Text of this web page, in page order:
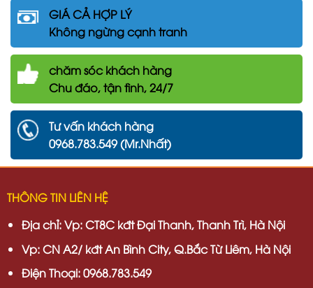
GIÁ CẢ HỢP LÝ
Không ngừng cạnh tranh
chămsóc khách hàng
Chu đáo, tận tình, 24/7
Tư vấn khách hàng
0968.783.549 (Mr.Nhất)
THÔNG TIN LIÊN HỆ
Địa chỉ: Vp: CT8C kđt Đại Thanh, Thanh Trì, Hà Nội
Vp: CN A2/ kđt An Bình City, Q.Bắc Từ Liêm, Hà Nội
Điện Thoại: 0968.783.549